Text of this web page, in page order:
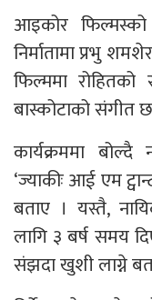
आइकोर फिल्मस्को
निर्मातामा प्रभु
फिल्ममा रोहितको
बास्कोटाको संगीत
कार्यक्रममा
‘ज्याकीः आई एम
बताए । यस्तै,
लागि ३ बर्ष समय
संझदा खुशी लाग्ने